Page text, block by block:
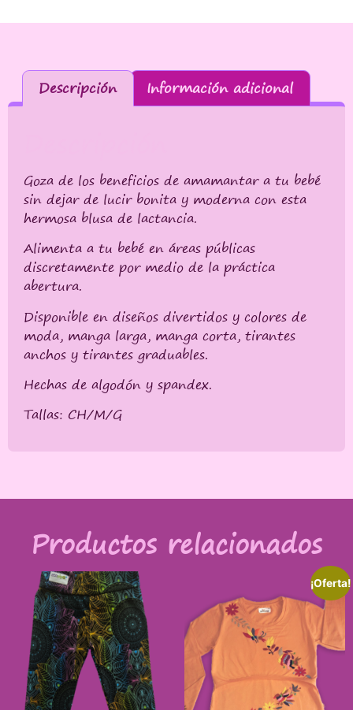
Descripción Información adicional
Goza de los beneficios de amamantar a tu bebé
sin dejar de lucir bonita y moderna con esta
hermosa blusa de lactancia.
Alimenta a tu bebé en áreas públicas
discretamente por medio de la práctica
abertura.
Disponible en diseños divertidos y colores de
moda, manga larga, manga corta, tirantes
anchos y tirantes graduables.
Hechas de algodón y spandex.
Tallas: CH/M/G
Productos relacionados
¡Oferta!